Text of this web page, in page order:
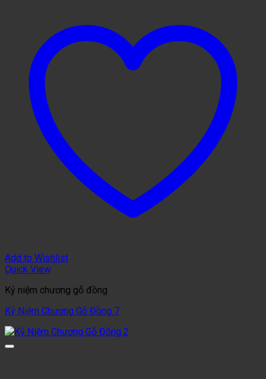
Add to Wishlist
Quick View
Kỷ niệm chương gỗ đồng
Kỷ Niệm Chương Gỗ Đồng 7